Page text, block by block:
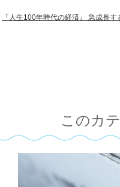
『人生100年時代の経済』 急成長
このカ